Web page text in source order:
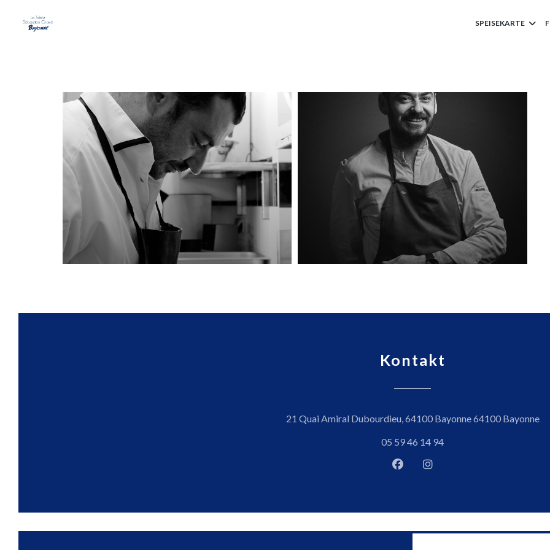
SPEISEKARTE
Kontakt
21 Quai Amiral Dubourdieu, 64100 Bayonne 64100 Bayonne
05 59 46 14 94
Facebook ((öffnet ein neues
Instagram ((öffnet ein